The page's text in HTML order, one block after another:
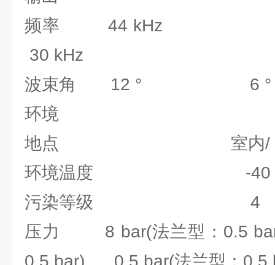
频率 44
30 kHz
波束角 12 °
环境
地点 室内/ 室
环境温度 -40 ~
污染等级 4
压力 8 bar(法兰型：0.5
0.5 bar) 0.5 bar(法兰型：0.5